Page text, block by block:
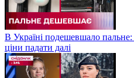
В Україні подешевшало пальне:
ціни падати далі